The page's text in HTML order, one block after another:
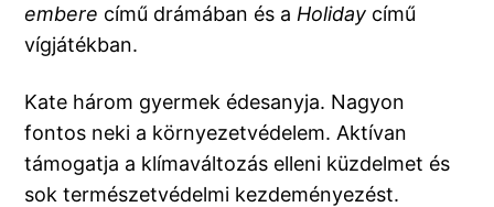
embere című drámában és a Holiday című
vígjátékban.
Kate három gyermek édesanyja. Nagyon
fontos neki a környezetvédelem. Aktívan
támogatja a klímaváltozás elleni küzdelmet és
sok természetvédelmi kezdeményezést.